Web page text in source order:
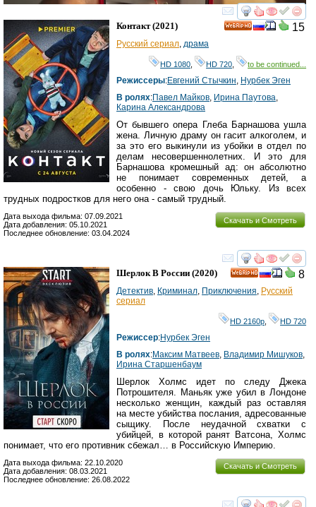
смотреть
15
Контакт(2021)
Русский сериал, драма
HD 1080, HD 720, to be continued...
Режиссеры:Евгений Стычкин, Нурбек Эген
В ролях:Павел Майков, Ирина Паутова,
Карина Александрова
От бывшего опера Глеба Барнашова ушла
жена. Личную драму он гасит алкоголем, и
за это его выкинули из убойки в отдел по
делам несовершеннолетних. И это для
Барнашова кромешный ад: он абсолютно
не понимает современных детей, а
особенно - свою дочь Юльку. Из всех
трудных подростков для него она - самый трудный.
Скачать и Смотреть
Дата выхода фильма: 07.09.2021
Дата добавления: 05.10.2021
Последнее обновление: 03.04.2024
смотреть
8
Шерлок В России (2020)
Детектив, Криминал, Приключения, Русский
сериал
HD 2160р HD 720
Режиссер:Нурбек Эген
В ролях:Максим Матвеев, Владимир Мишуков,
Ирина Старшенбаум
Шерлок Холмс идет по следу Джека
Потрошителя. Маньяк уже убил в Лондоне
несколько женщин, каждый раз оставляя
на месте убийства послания, адресованные
сыщику. После неудачной схватки с
убийцей, в которой ранят Ватсона, Холмс
понимает, что его противник сбежал… в Российскую Империю.
Скачать и Смотреть
Дата выхода фильма: 22.10.2020
Дата добавления: 08.03.2021
Последнее обновление: 26.08.2022